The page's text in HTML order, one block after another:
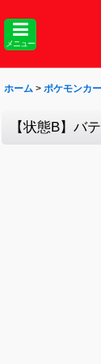
メニュー
ホーム > ポケモンカ
【状態B】バ